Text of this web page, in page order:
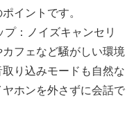
イントです。
プ：ノイズキャンセリ
フェなど騒がしい環境
り込みモードも自然な
ホンを外さずに会話で